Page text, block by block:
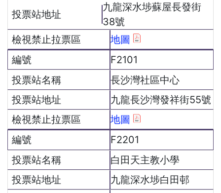
九龍深水埗蘇屋長發街
38號
地圖
F2101
長沙灣社區中心
九龍長沙灣發祥街55號
地圖
F2201
白田天主教小學
九龍深水埗白田邨